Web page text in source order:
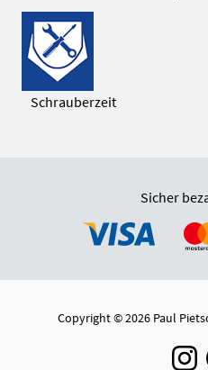
Schrauberzeit
Sicher
Copyright © 2026 Paul